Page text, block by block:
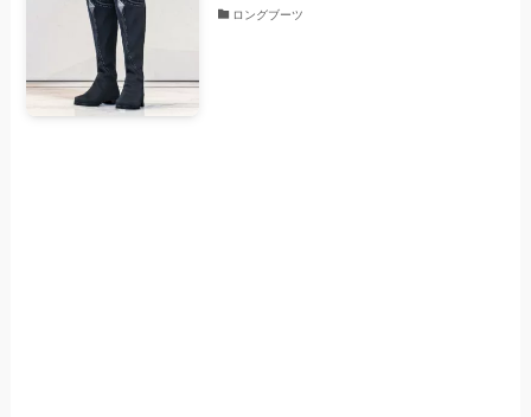
ロングブーツ